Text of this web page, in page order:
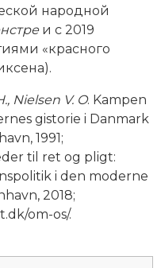
и организации
народной
и с 2019
«красного
Nielsen V. O. Kampen
gistorie i Danmark
1991;
til ret og pligt:
i den moderne
2018;
om-os/.